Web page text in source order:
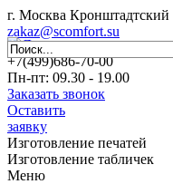
г. Москва Кронштадтский
zakaz@scomfort.su
+7(499)686-70-00
Пн-пт: 09.30 - 19.00
Заказать звонок
Оставить
заявку
Изготовление печатей
Изготовление табличек
Меню